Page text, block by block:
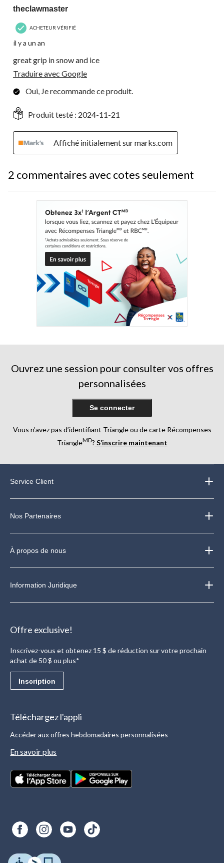
theclawmaster
ACHETEUR VÉRIFIÉ
il y a un an
great grip in snow and ice
Traduire avec Google
Oui, Je recommande ce produit.
Produit testé : 2024-11-21
Affiché initialement sur marks.com
2 commentaires avec cotes seulement
Ouvrez une session pour consulter vos offres
personnalisées
Se connecter
Vous n’avez pas d’identifiant Triangle ou de carte Récompenses
TriangleMD? S’inscrire maintenant
Service Client
Nos Partenaires
À propos de nous
Information Juridique
Offre exclusive!
Inscrivez-vous et obtenez 15 $ de réduction sur votre prochain
achat de 50 $ ou plus*
Inscription
Téléchargez l'appli
Accéder aux offres hebdomadaires personnalisées
En savoir plus